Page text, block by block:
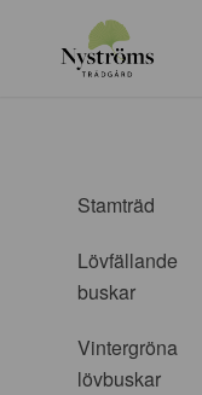
Stamträd
Lövfällande
buskar
Vintergröna
lövbuskar